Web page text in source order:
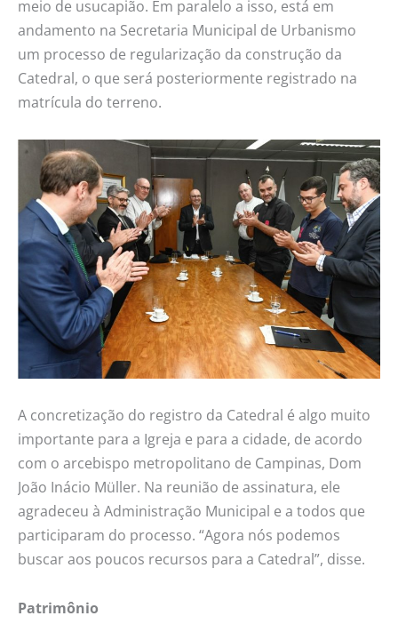
meio de usucapião. Em paralelo a isso, está em
andamento na Secretaria Municipal de Urbanismo
um processo de regularização da construção da
Catedral, o que será posteriormente registrado na
matrícula do terreno.
A concretização do registro da Catedral é algo muito
importante para a Igreja e para a cidade, de acordo
com o arcebispo metropolitano de Campinas, Dom
João Inácio Müller. Na reunião de assinatura, ele
agradeceu à Administração Municipal e a todos que
participaram do processo. “Agora nós podemos
buscar aos poucos recursos para a Catedral”, disse.
Patrimônio